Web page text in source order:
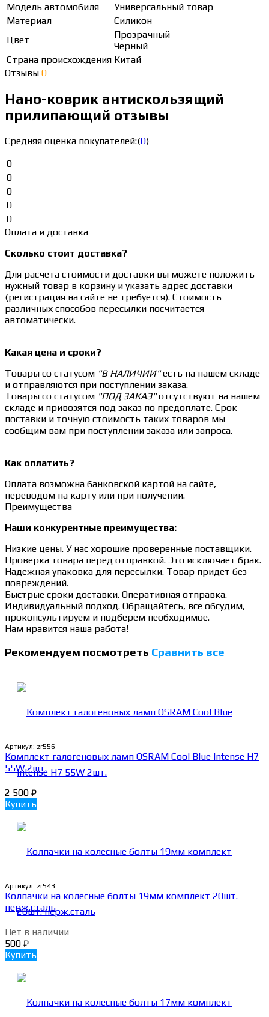
Модель автомобиля
Универсальный товар
Материал
Силикон
Цвет
Прозрачный
Черный
Страна происхождения Китай
Отзывы 0
Нано-коврик антискользящий
прилипающий отзывы
Средняя оценка покупателей:(0)
0
0
0
0
0
Оплата и доставка
Сколько стоит доставка?
Для расчета стоимости доставки вы можете положить
нужный товар в корзину и указать адрес доставки
(регистрация на сайте не требуется). Стоимость
различных способов пересылки посчитается
автоматически.
Какая цена и сроки?
Товары со статусом "В НАЛИЧИИ"есть на нашем складе
и отправляются при поступлении заказа.
Товары со статусом "ПОД ЗАКАЗ"отсутствуют на нашем
складе и привозятся под заказ по предоплате. Срок
поставки и точную стоимость таких товаров мы
сообщим вам при поступлении заказа или запроса.
Как оплатить?
Оплата возможна банковской картой на сайте,
переводом на карту или при получении.
Преимущества
Наши конкурентные преимущества:
Низкие цены. У нас хорошие проверенные поставщики.
Проверка товара перед отправкой. Это исключает брак.
Надежная упаковка для пересылки. Товар придет без
повреждений.
Быстрые сроки доставки. Оперативная отправка.
Индивидуальный подход. Обращайтесь, всё обсудим,
проконсультируем и подберем необходимое.
Нам нравится наша работа!
Рекомендуем посмотреть Сравнить все
Артикул: zr556
Комплект галогеновых ламп OSRAM Cool Blue Intense H7
55W 2шт.
2 500 ₽
Купить
Артикул: zr543
Колпачки на колесные болты 19мм комплект 20шт.
нерж.сталь
Нет в наличии
500 ₽
Купить